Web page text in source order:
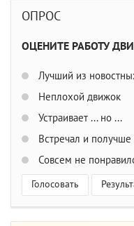
ОПРОС
ОЦЕНИТЕ РАБОТУ
Лучший из
Неплохой движок
Устраивает ... но ...
Встречал и получше
Совсем не
Голосовать